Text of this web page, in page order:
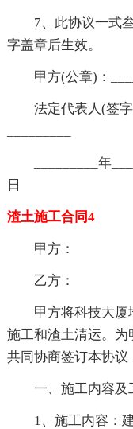
7、此协议一式
字盖章后生效。
甲方(公章)：
法定代表人(签
_________年
日
渣土施工合同4
甲方：
乙方：
甲方将科技大
施工和渣土清运。
共同协商签订本协议
一、施工内容及
1、施工内容：